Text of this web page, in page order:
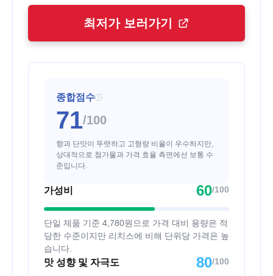
최저가 보러가기
종합점수 i
71/100
향과 단맛이 뚜렷하고 고형량 비율이 우수하지만,
상대적으로 첨가물과 가격 효율 측면에선 보통 수
준입니다.
가성비 60/100
단일 제품 기준 4,780원으로 가격 대비 용량은 적
당한 수준이지만 리치스에 비해 단위당 가격은 높
습니다.
맛 성향 및 자극도 80/100